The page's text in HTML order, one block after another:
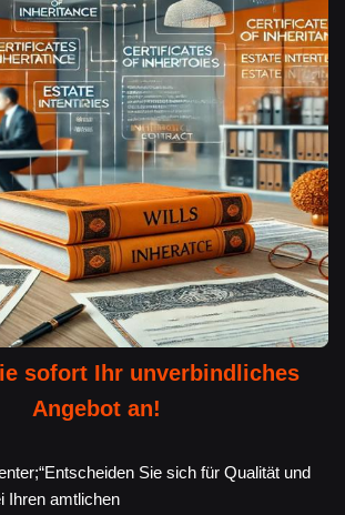
sofort Ihr unverbindliches
Angebot an!
Sie sich für Qualität und
Ihren amtlichen